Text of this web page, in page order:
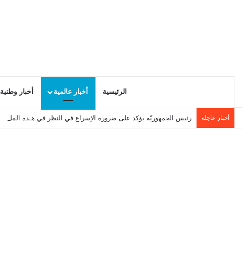
الرئيسية أخبار عالمية أخبار وطنية
أخبار عاجلة رئيس الجمهوريّة يؤكد على ضرورة الإسراع في النظر في هـذه الملفات